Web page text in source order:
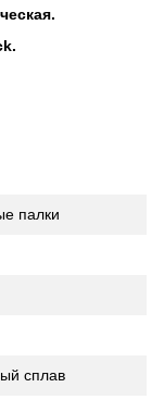
палки
сплав